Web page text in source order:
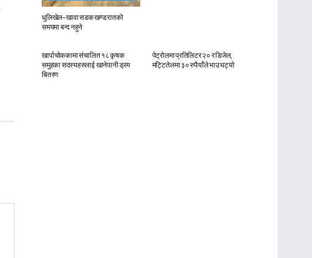
धुलिखेल–खावा सडक खण्ड रातको
समयमा बन्द नहुने
ROSHI KHABAR E-
खार्पाचोककामा संचालित १८ कृषक
समुहका सदस्यहरुलाई खानेपानी ड्रम
बितरण
पेट्रोलमा प्रतिलिटर २० र डिजेल,
मट्टितेलमा ३० रुपैयाँले भाउ घट्यो